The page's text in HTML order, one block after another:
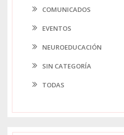
COMUNICADOS
EVENTOS
NEUROEDUCACIÓN
SIN CATEGORÍA
TODAS